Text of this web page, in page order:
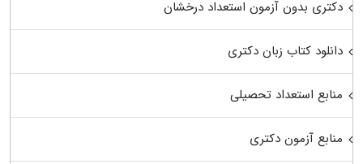
دکتری بدون آزمون استعداد درخشان
دانلود کتاب زبان دکتری
منابع استعداد تحصیلی
منابع آزمون دکتری